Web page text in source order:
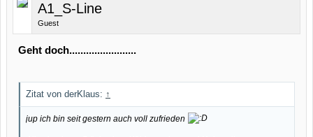
A1_S-Line
Guest
Geht doch........................
Zitat von derKlaus: ↑
jup ich bin seit gestern auch voll zufrieden